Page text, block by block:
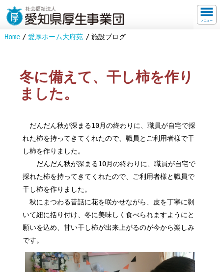
メニュー
Home 愛厚ホーム大府苑 施設ブログ
冬に備えて、干し柿を作り
ました。
だんだん秋が深まる10月の終わりに、職員が自宅で採
れた柿を持ってきてくれたので、職員とご利用者様で干
し柿を作りました。
だんだん秋が深まる10月の終わりに、職員が自宅で
採れた柿を持ってきてくれたので、ご利用者様と職員で
干し柿を作りました。
秋にまつわる昔話に花を咲かせながら、皮を丁寧に剝
いて紐に括り付け、冬に美味しく食べられますようにと
願いを込め、甘い干し柿が出来上がるのが今から楽しみ
です。